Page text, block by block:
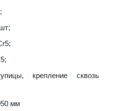
крепление сквозь
мм